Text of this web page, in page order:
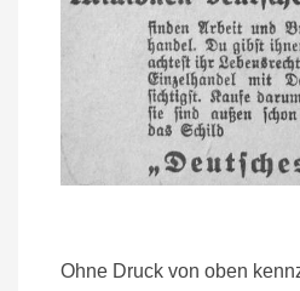
Ohne Druck von oben